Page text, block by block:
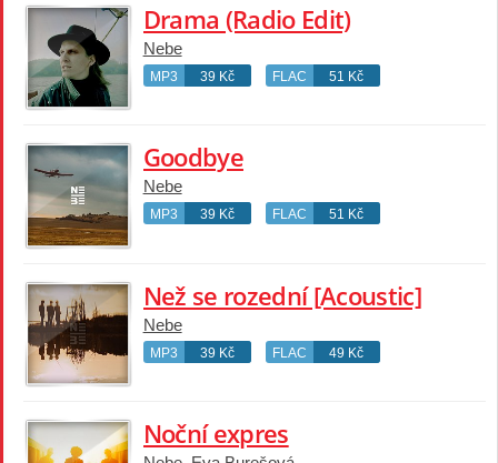
Drama (Radio Edit)
Nebe
MP3 39 Kč FLAC 51 Kč
Goodbye
Nebe
MP3 39 Kč FLAC 51 Kč
Než se rozední [Acoustic]
Nebe
MP3 39 Kč FLAC 49 Kč
Noční expres